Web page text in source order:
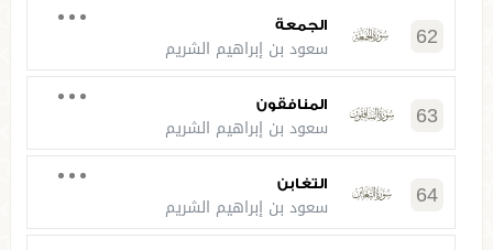
62 الجمعة
سعود بن إبراهيم الشريم
63 المنافقون
سعود بن إبراهيم الشريم
64 التغابن
سعود بن إبراهيم الشريم